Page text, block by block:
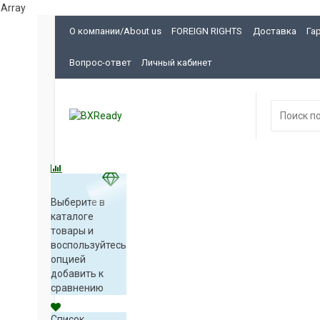
Array
О компании/About us FOREIGN RIGHTS Доставка
Вопрос-ответ Личный кабинет
Выберите в
каталоге
товары и
воспользуйтесь
опцией
добавить к
сравнению